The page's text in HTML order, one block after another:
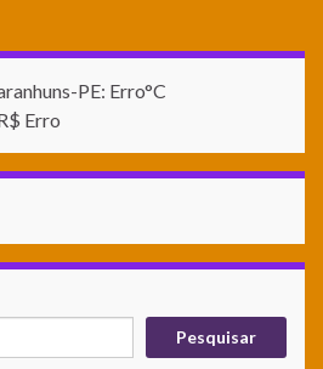
PE: Erro°C
Erro
Pesquisar